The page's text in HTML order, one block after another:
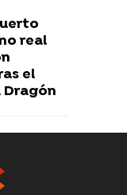
real
el
Dragón